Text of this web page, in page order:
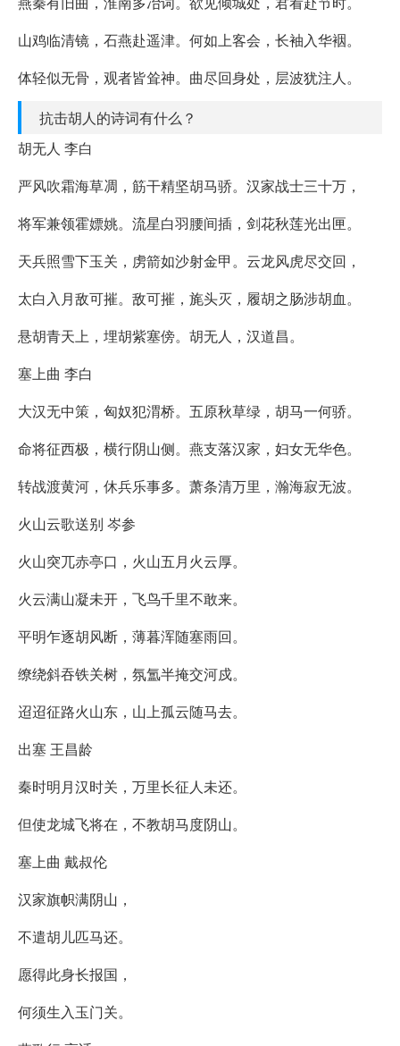
山鸡临清镜，石燕赴遥津。何如上客会，长袖入华裀。
体轻似无骨，观者皆耸神。曲尽回身处，层波犹注人。
抗击胡人的诗词有什么？
胡无人 李白
严风吹霜海草凋，筋干精坚胡马骄。汉家战士三十万，
将军兼领霍嫖姚。流星白羽腰间插，剑花秋莲光出匣。
天兵照雪下玉关，虏箭如沙射金甲。云龙风虎尽交回，
太白入月敌可摧。敌可摧，旄头灭，履胡之肠涉胡血。
悬胡青天上，埋胡紫塞傍。胡无人，汉道昌。
塞上曲 李白
大汉无中策，匈奴犯渭桥。五原秋草绿，胡马一何骄。
命将征西极，横行阴山侧。燕支落汉家，妇女无华色。
转战渡黄河，休兵乐事多。萧条清万里，瀚海寂无波。
火山云歌送别 岑参
火山突兀赤亭口，火山五月火云厚。
火云满山凝未开，飞鸟千里不敢来。
平明乍逐胡风断，薄暮浑随塞雨回。
缭绕斜吞铁关树，氛氲半掩交河戍。
迢迢征路火山东，山上孤云随马去。
出塞 王昌龄
秦时明月汉时关，万里长征人未还。
但使龙城飞将在，不教胡马度阴山。
塞上曲 戴叔伦
汉家旗帜满阴山，
不遣胡儿匹马还。
愿得此身长报国，
何须生入玉门关。